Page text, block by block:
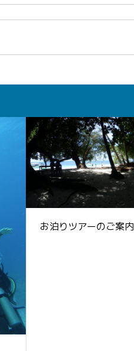
お泊りツアーのご案内